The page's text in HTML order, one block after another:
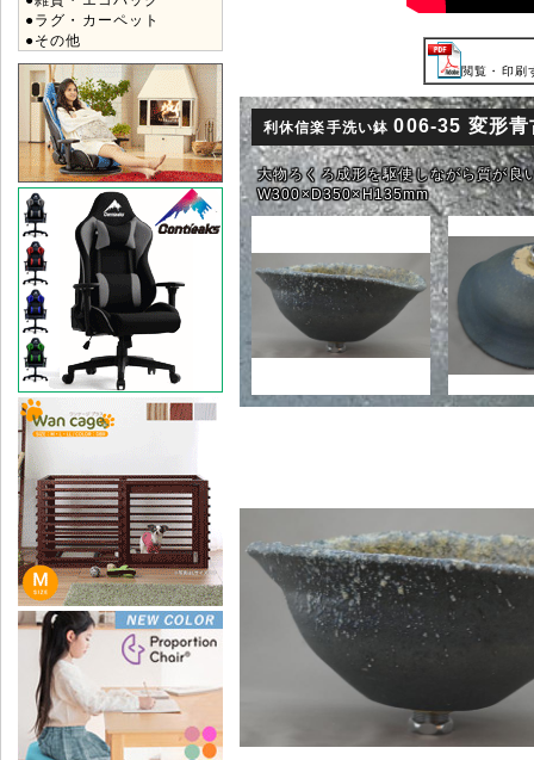
●ラグ・カーペット
●その他
閲覧・印
利休信楽手洗い鉢006-35 変形青
大物ろくろ成形を駆使しながら質が良
W300×D350×H135mm